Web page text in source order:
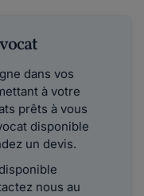
dans vos
à votre
prêts à vous
disponible
un devis.
nous au